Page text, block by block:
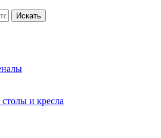
столы и кресла